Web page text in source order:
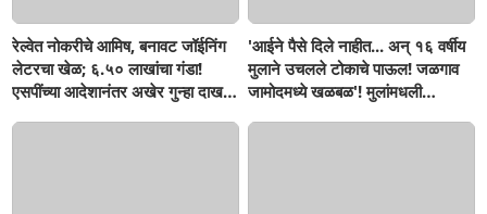
रेल्वेत नोकरीचे आमिष, बनावट जॉईनिंग
लेटरचा खेळ; ६.५० लाखांचा गंडा!
एसपींच्या आदेशानंतर अखेर गुन्हा दाखल;
'आईने पैसे दिले नाहीत... अन् १६ वर्षीय
मुलाने उचलले टोकाचे पाऊल! जळगाव
जामोदमध्ये खळबळ'! मुलांमधली